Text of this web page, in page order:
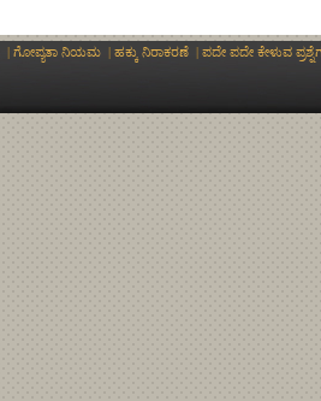
| ಗೋಪ್ಯತಾ ನಿಯಮ | ಹಕ್ಕು ನಿರಾಕರಣೆ | ಪದೇ ಪದೇ ಕೇಳುವ